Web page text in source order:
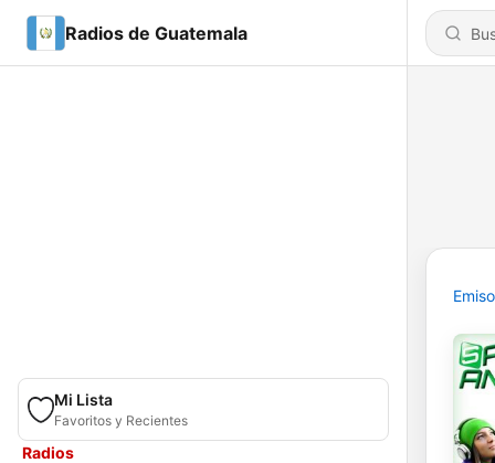
Radios de Guatemala
Mi Lista
Favoritos y Recientes
Radios